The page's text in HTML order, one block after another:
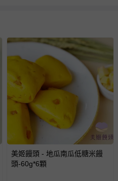
：台中市西屯區朝富路30號2
00000-4
及證書字號：無
/豬肉
其製品、麩質物
加熱
賞期／猶豫期權益，但此期間
美姬饅頭 - 地瓜南瓜低糖米饅
頭-60g*6顆